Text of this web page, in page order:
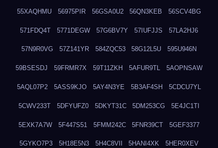
55XAQHMU 56975PIR 56GSA0U2 56QN3KEB 56SCV4BG
571FDQ4T 5771DEGW 57G6BV7Y 57IUFJJS 57LA2HJ6
57N9R0VG 57Z141YR 584ZQC53 58G12L5U 595U946N
59BSESDJ 59FRMR7X 59T11ZKH 5AFUR9TL 5AOPNSAW
5AQL07P2 5ASS9KJO 5AY4N3YE 5B3AF4SH 5CDCU7YL
5CWV233T 5DFYUFZ0 5DKYT31C 5DM253CG 5E4JC1TI
5EXK7A7W 5F447S51 5FMM242C 5FNR39CT 5GEF3377
5GYKO7P3 5H18E5N3 5H4C8VII 5HANI4XK 5HER0XEV